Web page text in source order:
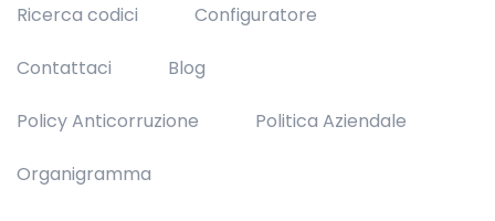
Ricerca codici Configuratore
Contattaci Blog
Policy Anticorruzione Politica Aziendale
Organigramma